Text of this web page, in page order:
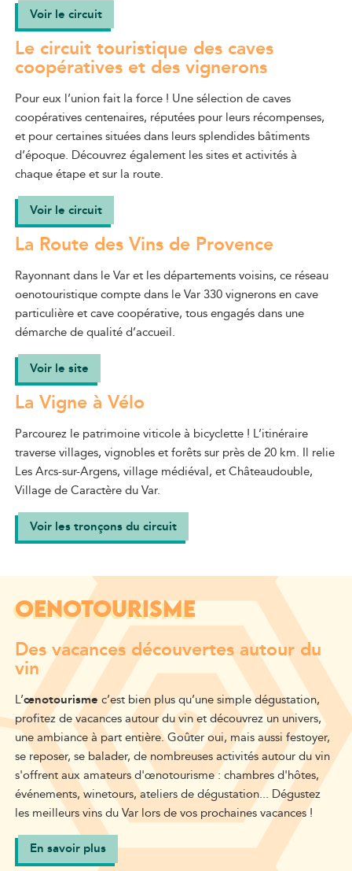
Voir le circuit
Le circuit touristique des caves
coopératives et des vignerons
Pour eux l’union fait la force ! Une sélection de caves
coopératives centenaires, réputées pour leurs récompenses,
et pour certaines situées dans leurs splendides bâtiments
d’époque. Découvrez également les sites et activités à
chaque étape et sur la route.
Voir le circuit
La Route des Vins de Provence
Rayonnant dans le Var et les départements voisins, ce réseau
oenotouristique compte dans le Var 330 vignerons en cave
particulière et cave coopérative, tous engagés dans une
démarche de qualité d’accueil.
Voir le site
La Vigne à Vélo
Parcourez le patrimoine viticole à bicyclette ! L’itinéraire
traverse villages, vignobles et forêts sur près de 20 km. Il relie
Les Arcs-sur-Argens, village médiéval, et Châteaudouble,
Village de Caractère du Var.
Voir les tronçons du circuit
OENOTOURISME
Des vacances découvertes autour du
vin
L’œnotourisme c’est bien plus qu’une simple dégustation,
profitez de vacances autour du vin et découvrez un univers,
une ambiance à part entière. Goûter oui, mais aussi festoyer,
se reposer, se balader, de nombreuses activités autour du vin
s'offrent aux amateurs d'œnotourisme : chambres d'hôtes,
événements, winetours, ateliers de dégustation... Dégustez
les meilleurs vins du Var lors de vos prochaines vacances !
En savoir plus